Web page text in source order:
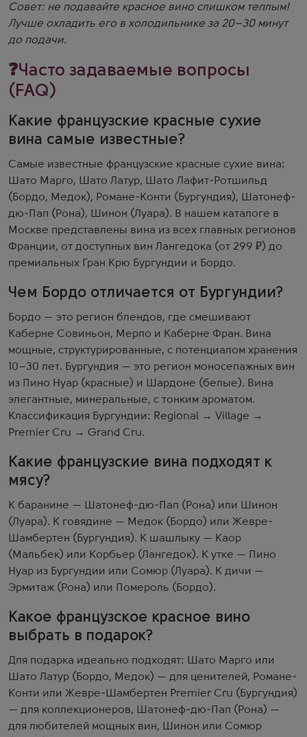
Совет: не подавайте красное вино слишком теплым!
Лучше охладить его в холодильнике за 20–30 минут
до подачи.
❓Часто задаваемые вопросы
(FAQ)
Какие французские красные сухие
вина самые известные?
Самые известные французские красные сухие вина:
Шато Марго, Шато Латур, Шато Лафит-Ротшильд
(Бордо, Медок), Романе-Конти (Бургундия), Шатонеф-
дю-Пап (Рона), Шинон (Луара). В нашем каталоге в
Москве представлены вина из всех главных регионов
Франции, от доступных вин Лангедока (от 299 ₽) до
премиальных Гран Крю Бургундии и Бордо.
Чем Бордо отличается от Бургундии?
Бордо — это регион блендов, где смешивают
Каберне Совиньон, Мерло и Каберне Фран. Вина
мощные, структурированные, с потенциалом хранения
10–30 лет. Бургундия — это регион моносепажных вин
из Пино Нуар (красные) и Шардоне (белые). Вина
элегантные, минеральные, с тонким ароматом.
Классификация Бургундии: Regional → Village →
Premier Cru → Grand Cru.
Какие французские вина подходят к
мясу?
К баранине — Шатонеф-дю-Пап (Рона) или Шинон
(Луара). К говядине — Медок (Бордо) или Жевре-
Шамбертен (Бургундия). К шашлыку — Каор
(Мальбек) или Корбьер (Лангедок). К утке — Пино
Нуар из Бургундии или Сомюр (Луара). К дичи —
Эрмитаж (Рона) или Помероль (Бордо).
Какое французское красное вино
выбрать в подарок?
Для подарка идеально подходят: Шато Марго или
Шато Латур (Бордо, Медок) — для ценителей, Романе-
Конти или Жевре-Шамбертен Premier Cru (Бургундия)
— для коллекционеров, Шатонеф-дю-Пап (Рона) —
для любителей мощных вин, Шинон или Сомюр